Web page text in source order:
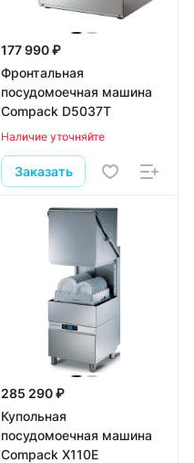
177 990 ₽
Фронтальная
посудомоечная машина
Compack D5037T
Наличие уточняйте
Заказать
285 290 ₽
Купольная
посудомоечная машина
Compack X110E